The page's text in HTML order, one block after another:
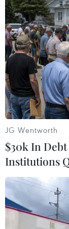
#Nhật Bản
#Doanh nghiệp
Theo dõi
JG Wentworth
$30k In
Institutions